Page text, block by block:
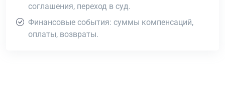
соглашения, переход в суд.
Финансовые события: суммы компенсаций,
оплаты, возвраты.